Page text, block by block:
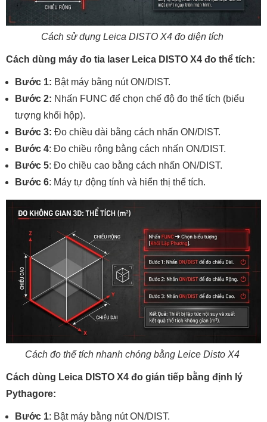
Cách sử dụng Leica DISTO X4 đo diện tích
Cách dùng máy đo tia laser Leica DISTO X4 đo thể tích:
Bước 1: Bật máy bằng nút ON/DIST.
Bước 2: Nhấn FUNC để chọn chế độ đo thể tích (biểu
tượng khối hộp).
Bước 3: Đo chiều dài bằng cách nhấn ON/DIST.
Bước 4: Đo chiều rộng bằng cách nhấn ON/DIST.
Bước 5: Đo chiều cao bằng cách nhấn ON/DIST.
Bước 6: Máy tự động tính và hiển thị thể tích.
Cách đo thể tích nhanh chóng bằng Leice Disto X4
Cách dùng Leica DISTO X4 đo gián tiếp bằng định lý
Pythagore:
Bước 1: Bật máy bằng nút ON/DIST.